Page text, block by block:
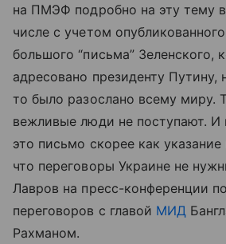
на ПМЭФ подробно на эту тему
числе с учетом
большого “письма” Зеленского,
адресовано президенту Путину,
то было разослано всему миру.
вежливые люди не поступают. И
это письмо скорее как указание
что переговоры Украине не
Лавров на пресс-конференции
переговоров с главой МИД
Рахманом.